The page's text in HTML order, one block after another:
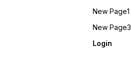
New Page1
New Page3
Login